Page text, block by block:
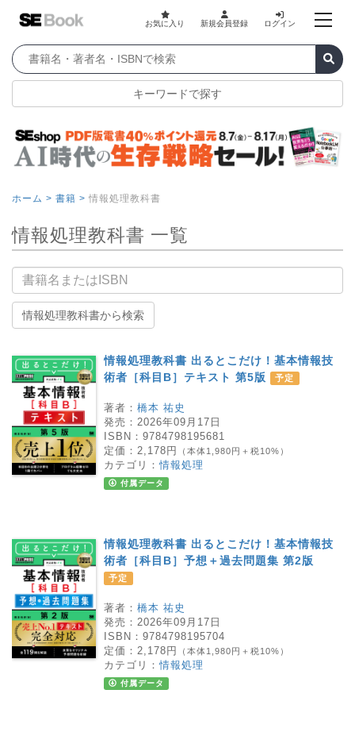
お気に入り 新規会員登録 ログイン
キーワードで探す
ホーム > 書籍 > 情報処理教科書
情報処理教科書 一覧
書籍名
情報処理教科書から検索
情報処理教科書 出るとこだけ！基本情報技
術者［科目B］テキスト 第5版
予定
著者： 橋本 祐史
発売： 2026年09月17日
ISBN： 9784798195681
定価： 2,178円 （本体1,980円＋税10%）
カテゴリ：情報処理
付属データ
情報処理教科書 出るとこだけ！基本情報技
術者［科目B］予想＋過去問題集 第2版
予定
著者： 橋本 祐史
発売： 2026年09月17日
ISBN： 9784798195704
定価： 2,178円 （本体1,980円＋税10%）
カテゴリ：情報処理
付属データ